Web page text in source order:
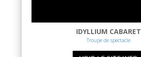
IDYLLIUM CABARET
Troupe de spectacle